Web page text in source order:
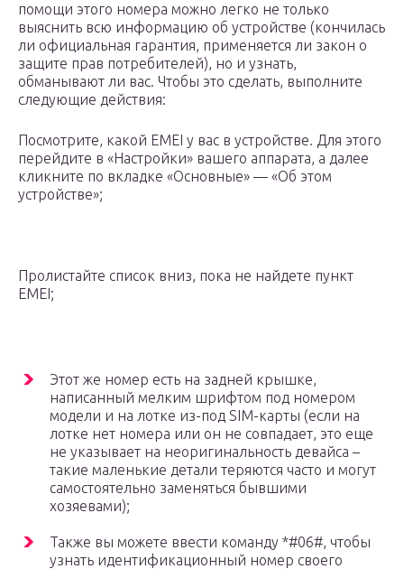
помощи этого номера можно легко не только
выяснить всю информацию об устройстве (кончилась
ли официальная гарантия, применяется ли закон о
защите прав потребителей), но и узнать,
обманывают ли вас. Чтобы это сделать, выполните
следующие действия:
Посмотрите, какой EMEI у вас в устройстве. Для этого
перейдите в «Настройки» вашего аппарата, а далее
кликните по вкладке «Основные» — «Об этом
устройстве»;
Пролистайте список вниз, пока не найдете пункт
EMEI;
Этот же номер есть на задней крышке,
написанный мелким шрифтом под номером
модели и на лотке из-под SIM-карты (если на
лотке нет номера или он не совпадает, это еще
не указывает на неоригинальность девайса –
такие маленькие детали теряются часто и могут
самостоятельно заменяться бывшими
хозяевами);
Также вы можете ввести команду *#06#, чтобы
узнать идентификационный номер своего